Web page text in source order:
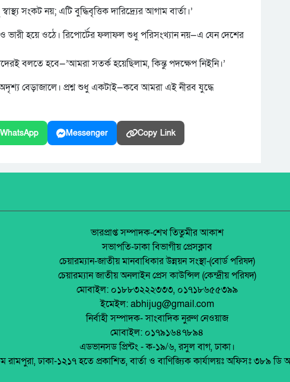
সংকট নয়; এটি বুদ্ধিবৃত্তিক দারিদ্র্যের আগাম বার্তা।’
হয়ে ওঠে। রিপোর্টের ফলাফল শুধু পরিসংখ্যান নয়—এ যেন দেশের
বলতে হবে—’আমরা সতর্ক হয়েছিলাম, কিন্তু পদক্ষেপ নিইনি।’
বেড়াজালে। প্রশ্ন শুধু একটাই—কবে আমরা এই নীরব যুদ্ধে
WhatsApp Messenger Copy Link
ভারপ্রাপ্ত সম্পাদক-শেখ তিতুমীর আকাশ
সভাপতি-ঢাকা বিভাগীয় প্রেসক্লাব
চেয়ারম্যান-জাতীয় মানবাধিকার উন্নয়ন সংস্থা-(বোর্ড পরিষদ)
চেয়ারম্যান জাতীয় অনলাইন প্রেস কাউন্সিল (কেন্দ্রীয় পরিষদ)
মোবাইল: ০১৮৮৩২২২৩৩৩, ০১৭১৮৬৫৫৩৯৯
ইমেইল: abhijug@gmail.com
নির্বাহী সম্পাদক- সাংবাদিক নুরুণ নেওয়াজ
মোবাইল: ০১৭৯১৬৪৭৮৯৪
এডভানসড প্রিন্টং - ক-১৯/৬, রসুল বাগ, ঢাকা।
রামপুরা, ঢাকা-১২১৭ হতে প্রকাশিত, বার্তা ও বাণিজ্যিক কার্যালয়ঃ অফিসঃ ৩৮৯